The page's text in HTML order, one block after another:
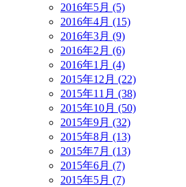
2016年5月 (5)
2016年4月 (15)
2016年3月 (9)
2016年2月 (6)
2016年1月 (4)
2015年12月 (22)
2015年11月 (38)
2015年10月 (50)
2015年9月 (32)
2015年8月 (13)
2015年7月 (13)
2015年6月 (7)
2015年5月 (7)